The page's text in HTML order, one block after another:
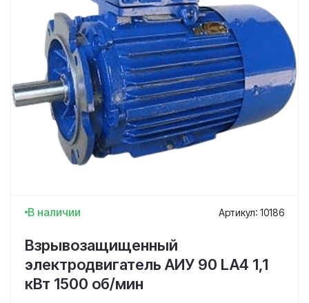
В наличии Артикул: 10186
Взрывозащищенный
электродвигатель АИУ 90 LA4 1,1
кВт 1500 об/мин